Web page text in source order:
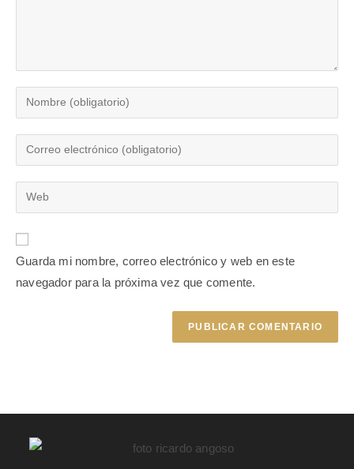
Guarda mi nombre, correo electrónico y web en este
navegador para la próxima vez que comente.